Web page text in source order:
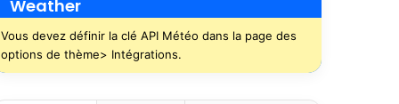
Weather
Vous devez définir la clé API Météo dans la page des
options de thème> Intégrations.